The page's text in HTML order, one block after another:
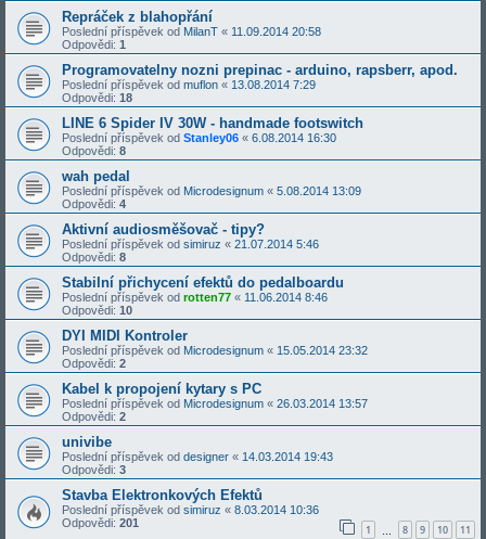
Repráček z blahopřání
Poslední příspěvek od MilanT « 11.09.2014 20:58
Odpovědi: 1
Programovatelny nozni prepinac - arduino, rapsberr, apod.
Poslední příspěvek od muflon « 13.08.2014 7:29
Odpovědi: 18
LINE 6 Spider IV 30W - handmade footswitch
Poslední příspěvek od Stanley06 « 6.08.2014 16:30
Odpovědi: 8
wah pedal
Poslední příspěvek od Microdesignum « 5.08.2014 13:09
Odpovědi: 4
Aktivní audiosměšovač - tipy?
Poslední příspěvek od simiruz « 21.07.2014 5:46
Odpovědi: 8
Stabilní přichycení efektů do pedalboardu
Poslední příspěvek od rotten77 « 11.06.2014 8:46
Odpovědi: 10
DYI MIDI Kontroler
Poslední příspěvek od Microdesignum « 15.05.2014 23:32
Odpovědi: 2
Kabel k propojení kytary s PC
Poslední příspěvek od Microdesignum « 26.03.2014 13:57
Odpovědi: 2
univibe
Poslední příspěvek od designer « 14.03.2014 19:43
Odpovědi: 3
Stavba Elektronkových Efektů
Poslední příspěvek od simiruz « 8.03.2014 10:36
Odpovědi: 201 1 8 9 10 11